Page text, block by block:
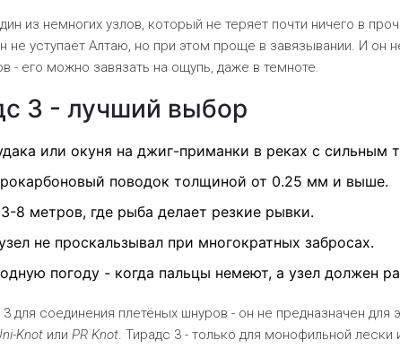
из немногих узлов, который не теряет почти ничего в
не уступает Алтаю, но при этом проще в завязывании. И он
- его можно завязать на ощупь, даже в темноте.
3 - лучший выбор
или окуня на джиг-приманки в реках с сильным
поводок толщиной от 0.25 мм и выше.
8 метров, где рыба делает резкие рывки.
не проскальзывал при многократных забросах.
погоду - когда пальцы немеют, а узел должен
для соединения плетёных шнуров - он не предназначен для
Knot или PR Knot. Тирадс 3 - только для монофильной